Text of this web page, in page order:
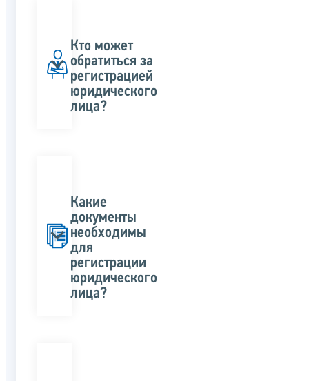
Кто может
обратиться за
регистрацией
юридического
лица?
Какие
документы
необходимы
для
регистрации
юридического
лица?